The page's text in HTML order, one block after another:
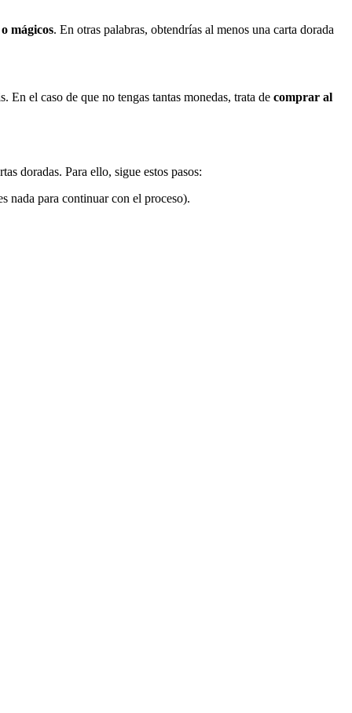
mágicos. En otras palabras, obtendrías al menos una carta dorada
En el caso de que no tengas tantas monedas, trata de comprar al
doradas. Para ello, sigue estos pasos:
nada para continuar con el proceso).